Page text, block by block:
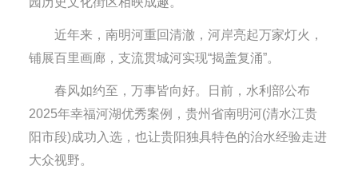
近年来，南明河重回清澈，河岸亮起万家灯火，
铺展百里画廊，支流贯城河实现“揭盖复涌”。
春风如约至，万事皆向好。日前，水利部公布
2025年幸福河湖优秀案例，贵州省南明河(清水江贵
阳市段)成功入选，也让贵阳独具特色的治水经验走进
大众视野。